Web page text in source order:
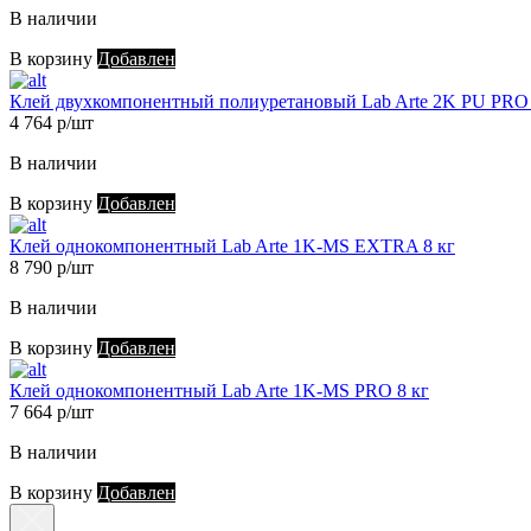
В наличии
В корзину Добавлен
Клей двухкомпонентный полиуретановый Lab Arte 2K PU PRO
4 764 р/шт
В наличии
В корзину Добавлен
Клей однокомпонентный Lab Arte 1K-MS EXTRA 8 кг
8 790 р/шт
В наличии
В корзину Добавлен
Клей однокомпонентный Lab Arte 1K-MS PRO 8 кг
7 664 р/шт
В наличии
В корзину Добавлен